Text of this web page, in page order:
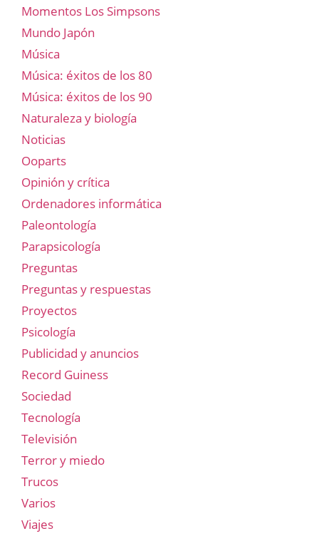
Momentos Los Simpsons
Mundo Japón
Música
Música: éxitos de los 80
Música: éxitos de los 90
Naturaleza y biología
Noticias
Ooparts
Opinión y crítica
Ordenadores informática
Paleontología
Parapsicología
Preguntas
Preguntas y respuestas
Proyectos
Psicología
Publicidad y anuncios
Record Guiness
Sociedad
Tecnología
Televisión
Terror y miedo
Trucos
Varios
Viajes